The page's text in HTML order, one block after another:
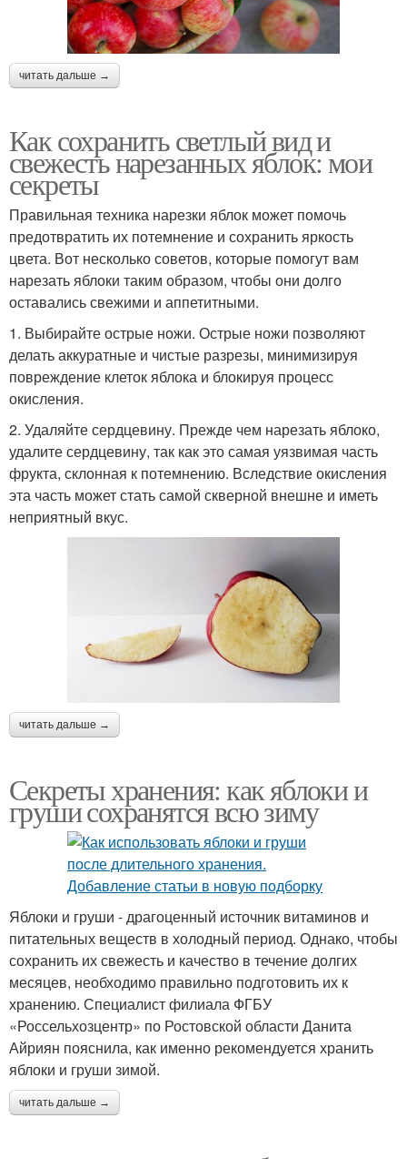
читать дальше →
Как сохранить светлый вид и
свежесть нарезанных яблок: мои
секреты
Правильная техника нарезки яблок может помочь
предотвратить их потемнение и сохранить яркость
цвета. Вот несколько советов, которые помогут вам
нарезать яблоки таким образом, чтобы они долго
оставались свежими и аппетитными.
1. Выбирайте острые ножи. Острые ножи позволяют
делать аккуратные и чистые разрезы, минимизируя
повреждение клеток яблока и блокируя процесс
окисления.
2. Удаляйте сердцевину. Прежде чем нарезать яблоко,
удалите сердцевину, так как это самая уязвимая часть
фрукта, склонная к потемнению. Вследствие окисления
эта часть может стать самой скверной внешне и иметь
неприятный вкус.
читать дальше →
Секреты хранения: как яблоки и
груши сохранятся всю зиму
Яблоки и груши - драгоценный источник витаминов и
питательных веществ в холодный период. Однако, чтобы
сохранить их свежесть и качество в течение долгих
месяцев, необходимо правильно подготовить их к
хранению. Специалист филиала ФГБУ
«Россельхозцентр» по Ростовской области Данита
Айриян пояснила, как именно рекомендуется хранить
яблоки и груши зимой.
читать дальше →